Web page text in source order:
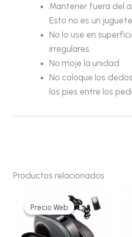
Mantener fuera del
Esto no es un juguete.
No lo use en
irregulares.
No moje la unidad.
No coloque los
los pies entre los
Productos relacionados
Precio Web
Precio Web
precio
original
era:
184,13€.
precio
actual
es:
158,85€.